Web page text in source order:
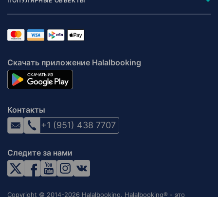
Скачать приложение Halalbooking
Контакты
+1 (951) 438 7707
Следите за нами
Copyright © 2014-2026 Halalbooking. Halalbooking® - это